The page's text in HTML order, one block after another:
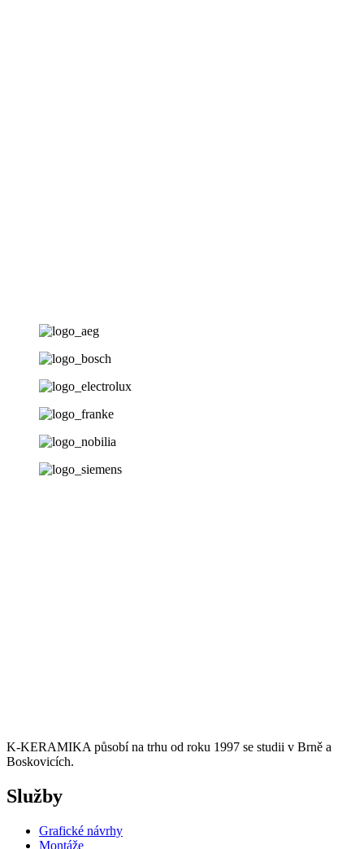
K-KERAMIKA působí na trhu od roku 1997 se studii v Brně a
Boskovicích.
Služby
Grafické návrhy
Montáže